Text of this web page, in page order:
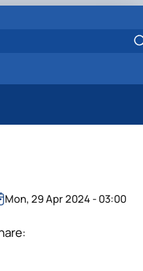
Mon, 29 Apr 2024 - 03:00